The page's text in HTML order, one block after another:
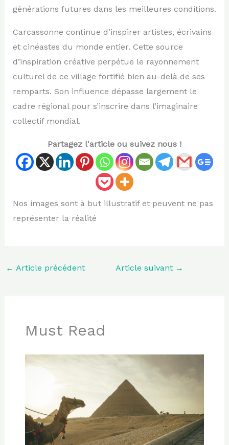
générations futures dans les meilleures conditions.
Carcassonne continue d’inspirer artistes, écrivains
et cinéastes du monde entier. Cette source
d’inspiration créative perpétue le rayonnement
culturel de ce village fortifié bien au-delà de ses
remparts. Son influence dépasse largement le
cadre régional pour s’inscrire dans l’imaginaire
collectif mondial.
Partagez l'article ou suivez nous !
Nos images sont à but illustratif et peuvent ne pas
représenter la réalité
← Article précédent Article suivant →
Must Read